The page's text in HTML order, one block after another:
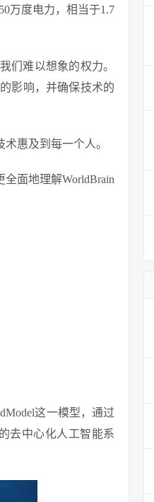
万度电力，相当于1.7
们难以想象的权力。
影响，并确保技术的
惠及到每一个人。
面地理解WorldBrain
这一模型，通过
去中心化人工智能系